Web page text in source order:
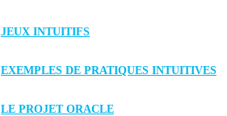
JEUX INTUITIFS
EXEMPLES DE PRATIQUES INTUITIVES
LE PROJET ORACLE